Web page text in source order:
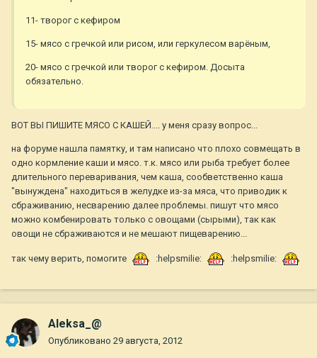
11- творог с кефиром
15- мясо с гречкой или рисом, или геркулесом варёным,
20- мясо с гречкой или творог с кефиром. Досыта
обязательно.
ВОТ ВЫ ПИШИТЕ МЯСО С КАШЕЙ.... у меня сразу вопрос...
на форуме нашла памятку, и там написано что плохо совмещать в
одно кормление каши и мясо. т.к. мясо или рыба требует более
длительного переваривания, чем каша, сообветственно каша
"вынуждена" находиться в желудке из-за мяса, что приводик к
сбраживанию, несварению далее проблемы. пишут что мясо
можно комбенировать только с овощами (сырыми), так как
овощи не сбраживаются и не мешают пищеварению...
так чему верить, помогите :helpsmilie: :helpsmilie:
Aleksa_@
Опубликовано 29 августа, 2012